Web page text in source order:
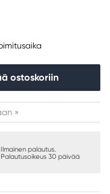
ostoskoriin
»
Ilmainen palautus.
Palautusoikeus 30 päivää